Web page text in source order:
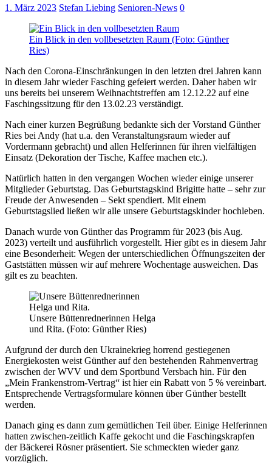
1. März 2023 Stefan Liebing Senioren-News 0
Ein Blick in den vollbesetzten Raum (Foto: Günther
Ries)
Nach den Corona-Einschränkungen in den letzten drei Jahren kann
in diesem Jahr wieder Fasching gefeiert werden. Daher haben wir
uns bereits bei unserem Weihnachtstreffen am 12.12.22 auf eine
Faschingssitzung für den 13.02.23 verständigt.
Nach einer kurzen Begrüßung bedankte sich der Vorstand Günther
Ries bei Andy (hat u.a. den Veranstaltungsraum wieder auf
Vordermann gebracht) und allen Helferinnen für ihren vielfältigen
Einsatz (Dekoration der Tische, Kaffee machen etc.).
Natürlich hatten in den vergangen Wochen wieder einige unserer
Mitglieder Geburtstag. Das Geburtstagskind Brigitte hatte – sehr zur
Freude der Anwesenden – Sekt spendiert. Mit einem
Geburtstagslied ließen wir alle unsere Geburtstagskinder hochleben.
Danach wurde von Günther das Programm für 2023 (bis Aug.
2023) verteilt und ausführlich vorgestellt. Hier gibt es in diesem Jahr
eine Besonderheit: Wegen der unterschiedlichen Öffnungszeiten der
Gaststätten müssen wir auf mehrere Wochentage ausweichen. Das
gilt es zu beachten.
Unsere Büttenrednerinnen Helga
und Rita. (Foto: Günther Ries)
Aufgrund der durch den Ukrainekrieg horrend gestiegenen
Energiekosten weist Günther auf den bestehenden Rahmenvertrag
zwischen der WVV und dem Sportbund Versbach hin. Für den
„Mein Frankenstrom-Vertrag“ ist hier ein Rabatt von 5 % vereinbart.
Entsprechende Vertragsformulare können über Günther bestellt
werden.
Danach ging es dann zum gemütlichen Teil über. Einige Helferinnen
hatten zwischen-zeitlich Kaffe gekocht und die Faschingskrapfen
der Bäckerei Rösner präsentiert. Sie schmeckten wieder ganz
vorzüglich.